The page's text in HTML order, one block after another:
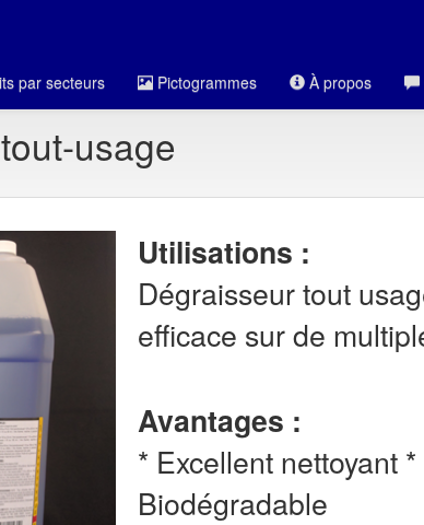
par secteurs Pictogrammes À propos
usage
Utilisations :
Dégraisseur tout
efficace sur de
Avantages :
* Excellent nettoyant
Biodégradable